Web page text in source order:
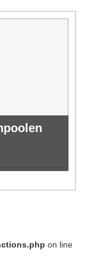
on line